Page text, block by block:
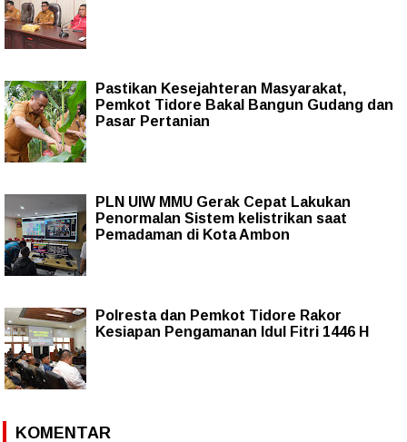
Pastikan Kesejahteran Masyarakat,
Pemkot Tidore Bakal Bangun Gudang dan
Pasar Pertanian
PLN UIW MMU Gerak Cepat Lakukan
Penormalan Sistem kelistrikan saat
Pemadaman di Kota Ambon
Polresta dan Pemkot Tidore Rakor
Kesiapan Pengamanan Idul Fitri 1446 H
KOMENTAR